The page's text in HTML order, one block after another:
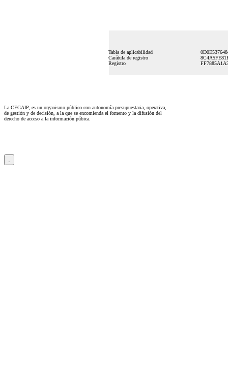
Tabla de aplicabilidad
Carátula de registro
Registro
La CEGAIP, es un organismo público con autonomía presupuestaria, operativa,
de gestión y de decisión, a la que se encomienda el fomento y la difusión del
derecho de acceso a la información púbica.